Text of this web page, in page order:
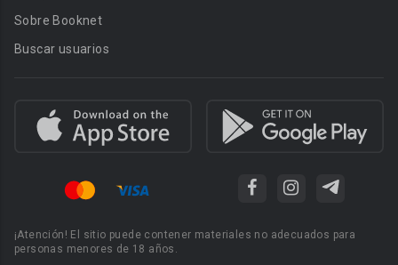
Sobre Booknet
Buscar usuarios
¡Atención! El sitio puede contener materiales no adecuados para
personas menores de 18 años.